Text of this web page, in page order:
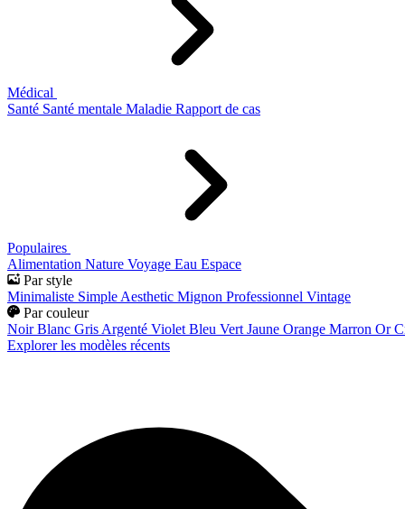
Médical
Santé Santé mentale Maladie Rapport de cas
Populaires
Alimentation Nature Voyage Eau Espace
Par style
Minimaliste Simple Aesthetic Mignon Professionnel Vintage
Par couleur
Noir Blanc Gris Argenté Violet Bleu Vert Jaune Orange Marron Or
Explorer les modèles récents